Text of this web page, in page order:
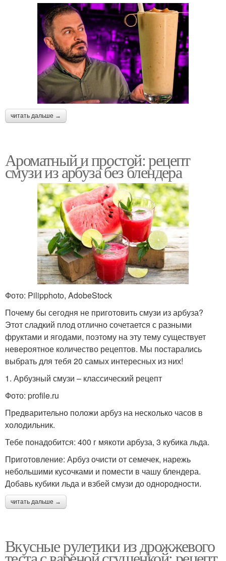
читать дальше →
Ароматный и простой: рецепт
смузи из арбуза без блендера
Фото: Pilipphoto, AdobeStock
Почему бы сегодня не приготовить смузи из арбуза?
Этот сладкий плод отлично сочетается с разными
фруктами и ягодами, поэтому на эту тему существует
невероятное количество рецептов. Мы постарались
выбрать для тебя 20 самых интересных из них!
1. Арбузный смузи – классический рецепт
Фото: profile.ru
Предварительно положи арбуз на несколько часов в
холодильник.
Тебе понадобится: 400 г мякоти арбуза, 3 кубика льда.
Приготовление: Арбуз очисти от семечек, нарежь
небольшими кусочками и помести в чашу блендера.
Добавь кубики льда и взбей смузи до однородности.
читать дальше →
Вкусные рулетики из дрожжевого